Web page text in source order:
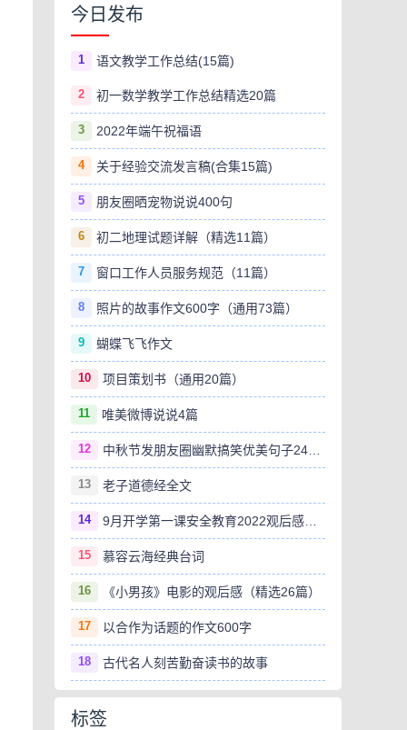
今日发布
1 语文教学工作总结(15篇)
2 初一数学教学工作总结精选20篇
3 2022年端午祝福语
4 关于经验交流发言稿(合集15篇)
5 朋友圈晒宠物说说400句
6 初二地理试题详解（精选11篇）
7 窗口工作人员服务规范（11篇）
8 照片的故事作文600字（通用73篇）
9 蝴蝶飞飞作文
10 项目策划书（通用20篇）
11 唯美微博说说4篇
12 中秋节发朋友圈幽默搞笑优美句子240句
13 老子道德经全文
14 9月开学第一课安全教育2022观后感范文（精选8篇）
15 慕容云海经典台词
16 《小男孩》电影的观后感（精选26篇）
17 以合作为话题的作文600字
18 古代名人刻苦勤奋读书的故事
标签